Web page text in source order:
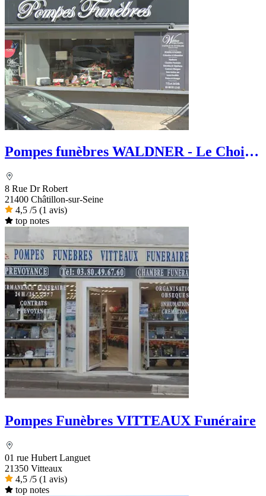
Pompes funèbres WALDNER - Le Choix
8 Rue Dr Robert
21400 Châtillon-sur-Seine
4,5 /5 (1 avis)
top notes
Pompes Funèbres VITTEAUX Funéraire
01 rue Hubert Languet
21350 Vitteaux
4,5 /5 (1 avis)
top notes